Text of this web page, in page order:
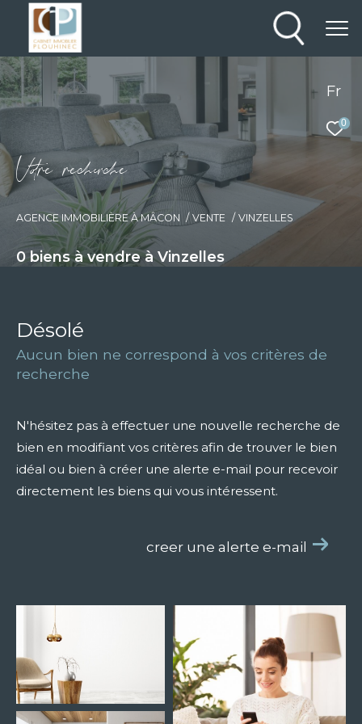
Fr
0
Vore recece
AGENCE IMMOBILIÈRE À MÂCON VENTE VINZELLES
0biens à vendre à Vinzelles
Désolé
Aucun bien ne correspond à vos critères de
recherche
N'hésitez pas à effectuer une nouvelle recherche de
bien en modifiant vos critères afin de trouver le bien
idéal ou bien à créer une alerte e-mail pour recevoir
directement les biens qui vous intéressent.
creer une alerte e-mail